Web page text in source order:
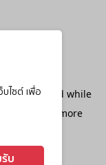
ไซต์ เพื่อ
บ
occurred while
for more